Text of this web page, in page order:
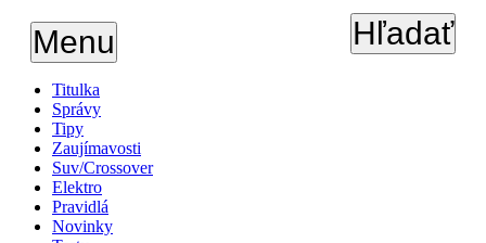
Menu Hľadať
Titulka
Správy
Tipy
Zaujímavosti
Suv/Crossover
Elektro
Pravidlá
Novinky